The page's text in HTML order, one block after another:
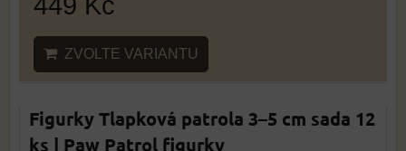
ZVOLTE VARIANTU
Figurky Tlapková patrola 3–5 cm sada 12
ks | Paw Patrol figurky